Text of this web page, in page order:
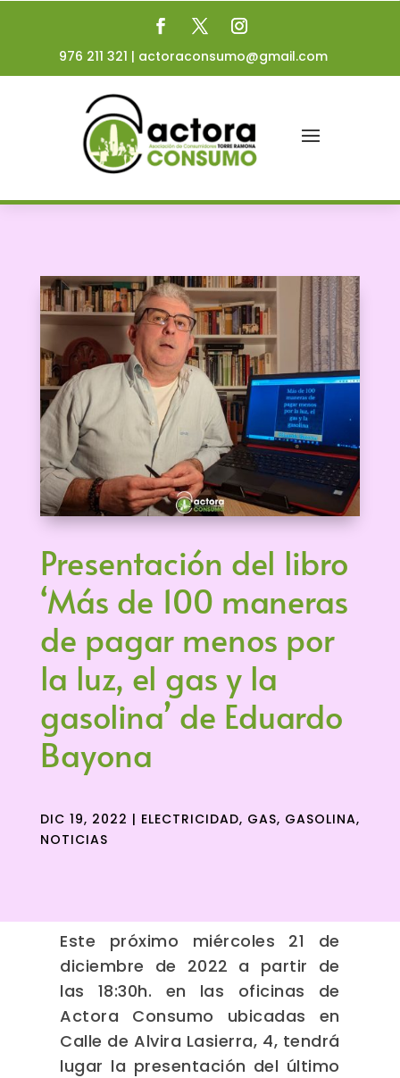
976 211 321 | actoraconsumo@gmail.com
Presentación del libro
‘Más de 100 maneras
de pagar menos por
la luz, el gas y la
gasolina’ de Eduardo
Bayona
DIC 19, 2022 | ELECTRICIDAD, GAS, GASOLINA,
NOTICIAS
Este próximo miércoles 21 de
diciembre de 2022 a partir de
las 18:30h. en las oficinas de
Actora Consumo ubicadas en
Calle de Alvira Lasierra, 4, tendrá
lugar la presentación del último